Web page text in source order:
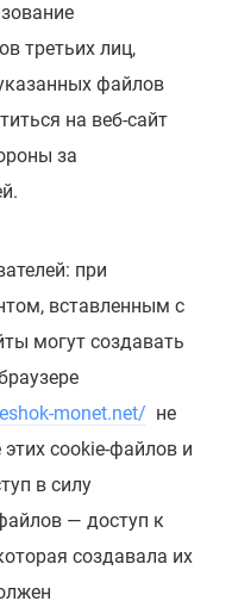
третьих лиц,
файлов
на веб-сайт
за
при
вставленным с
могут создавать
monet.net/ не
cookie-файлов и
в силу
— доступ к
создавала их